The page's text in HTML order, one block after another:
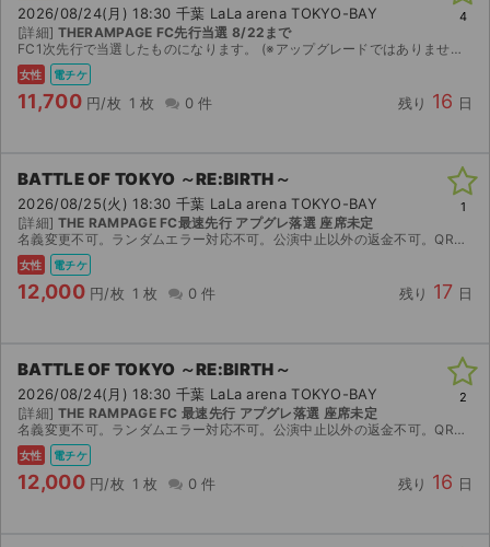
2026/08/24(月) 18:30 千葉 LaLa arena TOKYO-BAY
[詳細] THERAMPAGE FC先行当選 8/22まで
FC1次先行で当選したものになります。 (※アップグレードではありません) 重複分ではございません。 名義変更不可です。 チケットダウンロード可能になりましたら、 QRコードの画像を送信い...
女性 電チケ
11,700 円/枚 1 枚 0 件 残り 16 日
4
BATTLE OF TOKYO ～RE:BIRTH～
2026/08/25(火) 18:30 千葉 LaLa arena TOKYO-BAY
[詳細] THE RAMPAGE FC最速先行 アプグレ落選 座席未定
名義変更不可。ランダムエラー対応不可。公演中止以外の返金不可。QRコード送ります。
女性 電チケ
12,000 円/枚 1 枚 0 件 残り 17 日
1
BATTLE OF TOKYO ～RE:BIRTH～
2026/08/24(月) 18:30 千葉 LaLa arena TOKYO-BAY
[詳細] THE RAMPAGE FC 最速先行 アプグレ落選 座席未定
名義変更不可。ランダムエラー対応不可。公演中止以外の返金不可。QRコード送ります。
女性 電チケ
12,000 円/枚 1 枚 0 件 残り 16 日
2